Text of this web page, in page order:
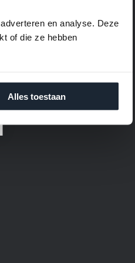
en analyse. Deze
of die ze hebben
Alles toestaan